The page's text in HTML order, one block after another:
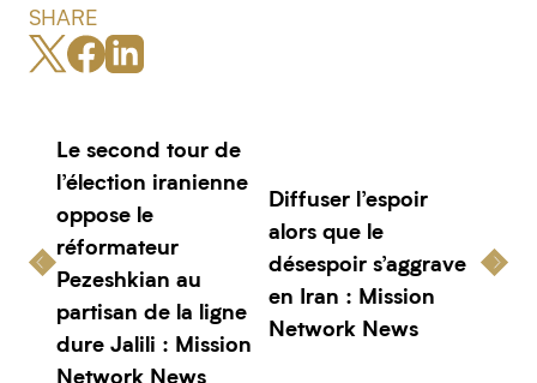
SHARE
Le second tour de
l’élection iranienne
oppose le
réformateur
Pezeshkian au
partisan de la ligne
dure Jalili : Mission
Network News
Diffuser l’espoir
alors que le
désespoir s’aggrave
en Iran : Mission
Network News